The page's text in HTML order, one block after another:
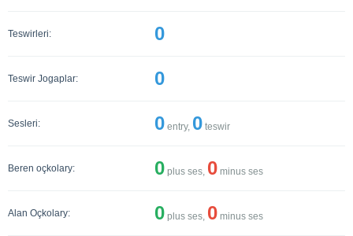
Teswirleri: 0
Teswir Jogaplar: 0
Sesleri: 0 entry, 0 teswir
Beren oçkolary: 0 plus ses, 0 minus ses
Alan Oçkolary: 0 plus ses, 0 minus ses